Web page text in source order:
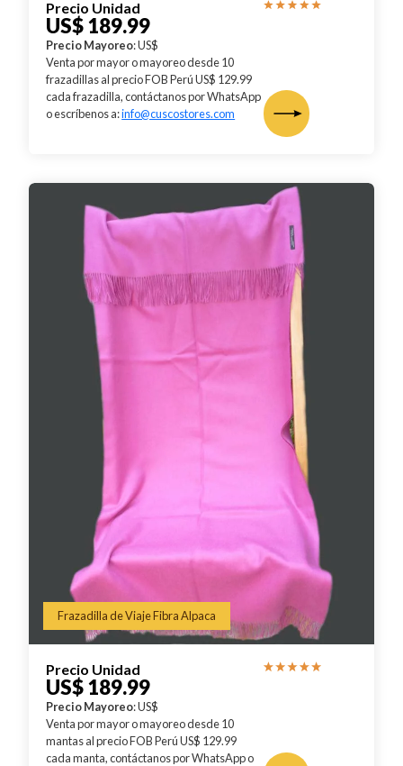
Precio Unidad
US$ 189.99
Precio Mayoreo: US$
Venta por mayor o mayoreo desde 10
frazadillas al precio FOB Perú US$ 129.99
cada frazadilla, contáctanos por WhatsApp
o escríbenos a:info@cuscostores.com
Frazadilla de Viaje Fibra Alpaca
Precio Unidad
US$ 189.99
Precio Mayoreo: US$
Venta por mayor o mayoreo desde 10
mantas al precio FOB Perú US$ 129.99
cada manta, contáctanos por WhatsApp o